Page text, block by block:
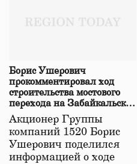
Борис Ушерович
прокомментировал ход
строительства мостового
перехода на Забайкальской
железной дороге
Акционер Группы
компаний 1520 Борис
Ушерович поделился
информацией о ходе